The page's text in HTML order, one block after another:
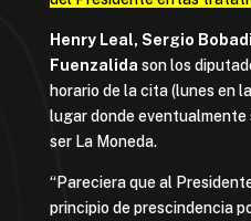
Henry Leal, Sergio
Fuenzalida son los
horario de la cita (lunes en
lugar donde
ser La Moneda.
“Pareciera que al
principio de prescindencia